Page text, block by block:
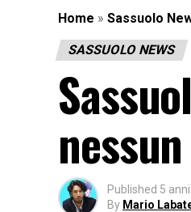
Home » Sassuolo
SASSUOLO NEWS
Published 5
By Mario